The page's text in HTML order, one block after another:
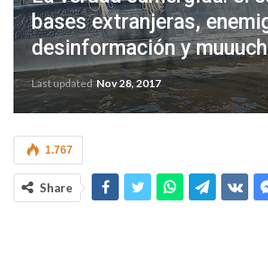
bases extranjeras,
desinformación y
Last updatedNov 28, 2017
1.767
Share